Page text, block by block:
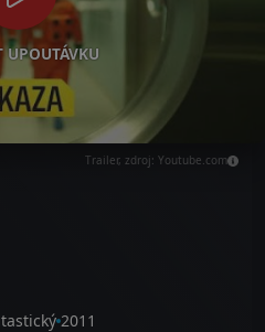
UPOUTÁVKU
Trailer, zdroj: Youtube.com
2011